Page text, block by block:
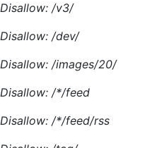
Disallow: /v3/
Disallow: /dev/
Disallow: /images/20/
Disallow: /*/feed
Disallow: /*/feed/rss